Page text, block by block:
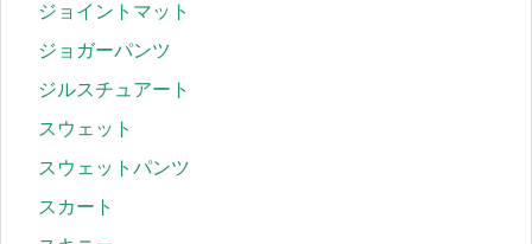
ジョイントマット
ジョガーパンツ
ジルスチュアート
スウェット
スウェットパンツ
スカート